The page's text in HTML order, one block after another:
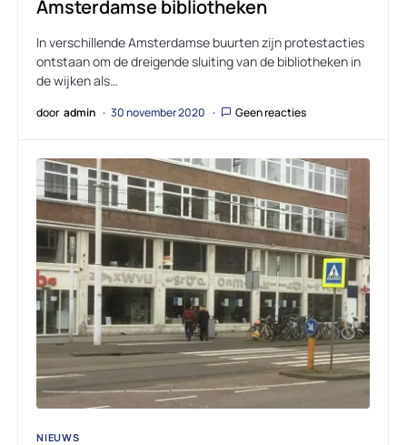
Amsterdamse bibliotheken
In verschillende Amsterdamse buurten zijn protestacties
ontstaan om de dreigende sluiting van de bibliotheken in
de wijken als…
door admin 30 november 2020 Geen reacties
NIEUWS